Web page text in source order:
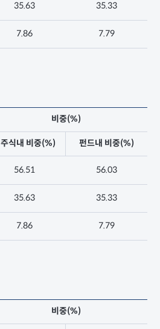
35.63 35.33
7.86 7.79
비중(%)
주식내 비중(%) 펀드내 비중(%)
56.51 56.03
35.63 35.33
7.86 7.79
비중(%)